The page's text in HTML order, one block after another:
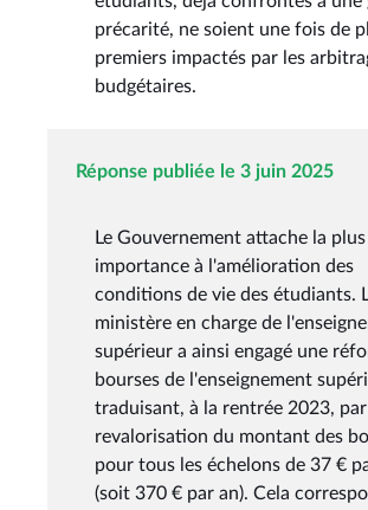
précarité, ne soient une fois de
premiers impactés par les
budgétaires.
Réponse publiée le 3 juin 2025
Le Gouvernement attache la
importance à l'amélioration des
conditions de vie des étudiants.
ministère en charge de
supérieur a ainsi engagé une
bourses de l'enseignement
traduisant, à la rentrée 2023,
revalorisation du montant des
pour tous les échelons de 37 €
(soit 370 € par an). Cela